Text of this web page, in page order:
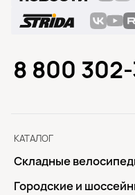
КАТАЛОГ
Складные
Городские и
8 800